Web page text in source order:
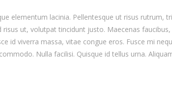
elementum lacinia. Pellentesque ut risus rutrum,
risus ut, volutpat tincidunt justo. Maecenas
id viverra massa, vitae congue eros. Fusce mi
Nulla facilisi. Quisque id tellus urna.